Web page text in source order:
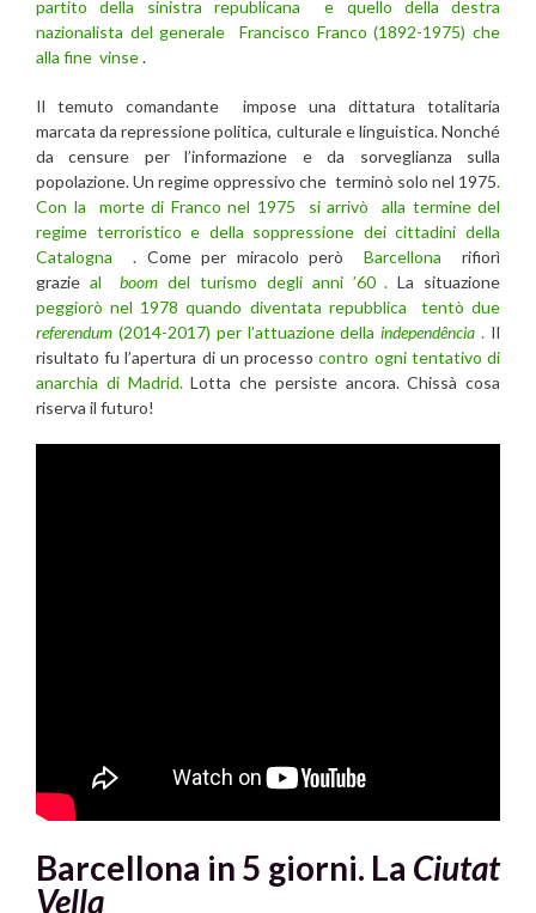
partito della sinistra republicana e quello della destra
nazionalista del generale Francisco Franco (1892-1975) che
alla fine vinse.
Il temuto comandante impose una dittatura totalitaria
marcata da repressione politica, culturale e linguistica. Nonché
da censure per l’informazione e da sorveglianza sulla
popolazione. Un regime oppressivo che terminò solo nel 1975.
Con la morte di Franco nel 1975 si arrivò alla termine del
regime terroristico e della soppressione dei cittadini della
Catalogna . Come per miracolo però Barcellona rifiorì
grazie alboom del turismo degli anni ’60 . La situazione
peggiorò nel 1978 quando diventata repubblica tentò due
referendum (2014-2017) per l’attuazione dellaindependência . Il
risultato fu l’apertura di un processocontro ogni tentativo di
anarchia di Madrid.Lotta che persiste ancora. Chissà cosa
riserva il futuro!
Barcellona in 5 giorni. La Ciutat
Vella